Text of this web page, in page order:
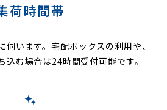
荷時間帯
伺います。宅配ボックスの利用や、
込む場合は24時間受付可能です。